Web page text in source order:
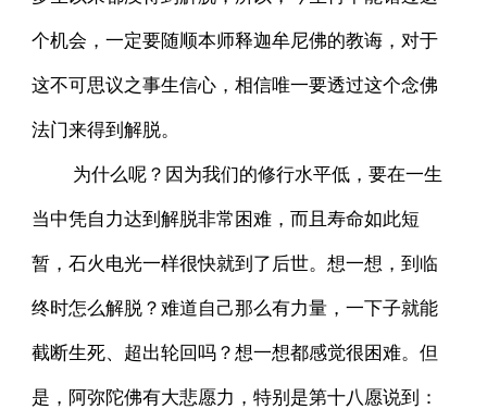
个机会，一定要随顺本师释迦牟尼佛的教诲，对于
这不可思议之事生信心，相信唯一要透过这个念佛
法门来得到解脱。
为什么呢？因为我们的修行水平低，要在一生
当中凭自力达到解脱非常困难，而且寿命如此短
暂，石火电光一样很快就到了后世。想一想，到临
终时怎么解脱？难道自己那么有力量，一下子就能
截断生死、超出轮回吗？想一想都感觉很困难。但
是，阿弥陀佛有大悲愿力，特别是第十八愿说到：